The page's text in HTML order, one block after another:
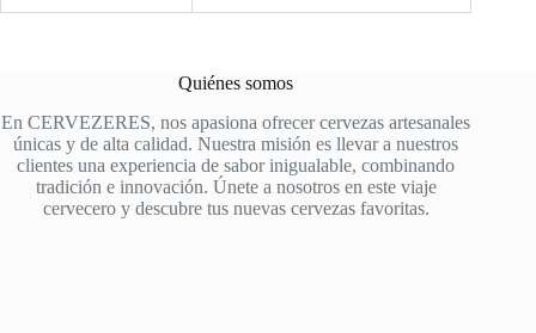
Quiénes somos
En CERVEZERES, nos apasiona ofrecer cervezas artesanales
únicas y de alta calidad. Nuestra misión es llevar a nuestros
clientes una experiencia de sabor inigualable, combinando
tradición e innovación. Únete a nosotros en este viaje
cervecero y descubre tus nuevas cervezas favoritas.